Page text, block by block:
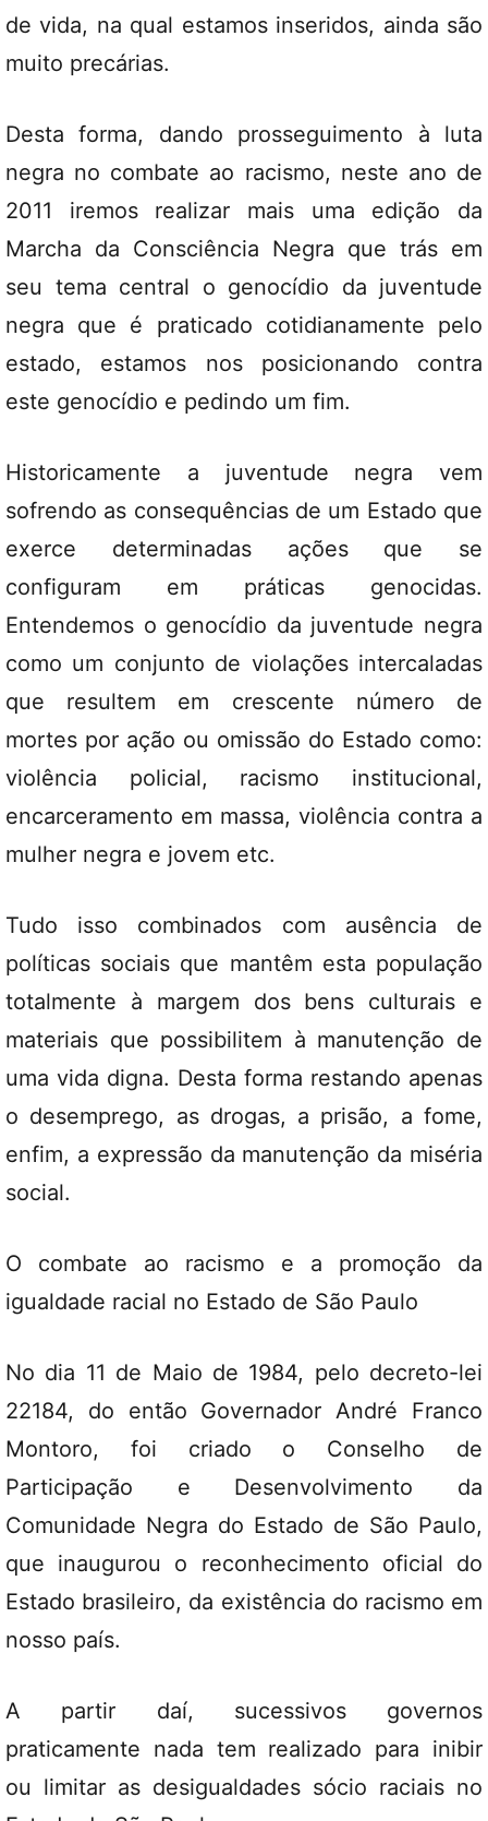
de vida, na qual estamos inseridos, ainda são
muito precárias.
Desta forma, dando prosseguimento à luta
negra no combate ao racismo, neste ano de
2011 iremos realizar mais uma edição da
Marcha da Consciência Negra que trás em
seu tema central o genocídio da juventude
negra que é praticado cotidianamente pelo
estado, estamos nos posicionando contra
este genocídio e pedindo um fim.
Historicamente a juventude negra vem
sofrendo as consequências de um Estado que
exerce determinadas ações que se
configuram em práticas genocidas.
Entendemos o genocídio da juventude negra
como um conjunto de violações intercaladas
que resultem em crescente número de
mortes por ação ou omissão do Estado como:
violência policial, racismo institucional,
encarceramento em massa, violência contra a
mulher negra e jovem etc.
Tudo isso combinados com ausência de
políticas sociais que mantêm esta população
totalmente à margem dos bens culturais e
materiais que possibilitem à manutenção de
uma vida digna. Desta forma restando apenas
o desemprego, as drogas, a prisão, a fome,
enfim, a expressão da manutenção da miséria
social.
O combate ao racismo e a promoção da
igualdade racial no Estado de São Paulo
No dia 11 de Maio de 1984, pelo decreto-lei
22184, do então Governador André Franco
Montoro, foi criado o Conselho de
Participação e Desenvolvimento da
Comunidade Negra do Estado de São Paulo,
que inaugurou o reconhecimento oficial do
Estado brasileiro, da existência do racismo em
nosso país.
A partir daí, sucessivos governos
praticamente nada tem realizado para inibir
ou limitar as desigualdades sócio raciais no